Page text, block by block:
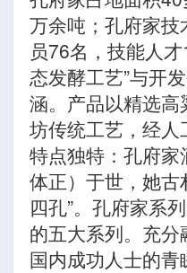
万余吨；孔府家
员76名，技能人
态发酵工艺”与开
涵。产品以精选
坊传统工艺，经
特点独特：孔府家
体正）于世，她
四孔”。孔府家系
的五大系列。充
国内成功人士的青